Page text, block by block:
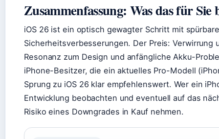
Zusammenfassung: Was das für Sie
iOS 26 ist ein optisch gewagter Schritt mit
Sicherheitsverbesserungen. Der Preis: Verwirrung
Resonanz zum Design und anfängliche Akku-
iPhone-Besitzer, die ein aktuelles Pro-Modell
Sprung zu iOS 26 klar empfehlenswert. Wer ein
Entwicklung beobachten und eventuell auf das
Risiko eines Downgrades in Kauf nehmen.